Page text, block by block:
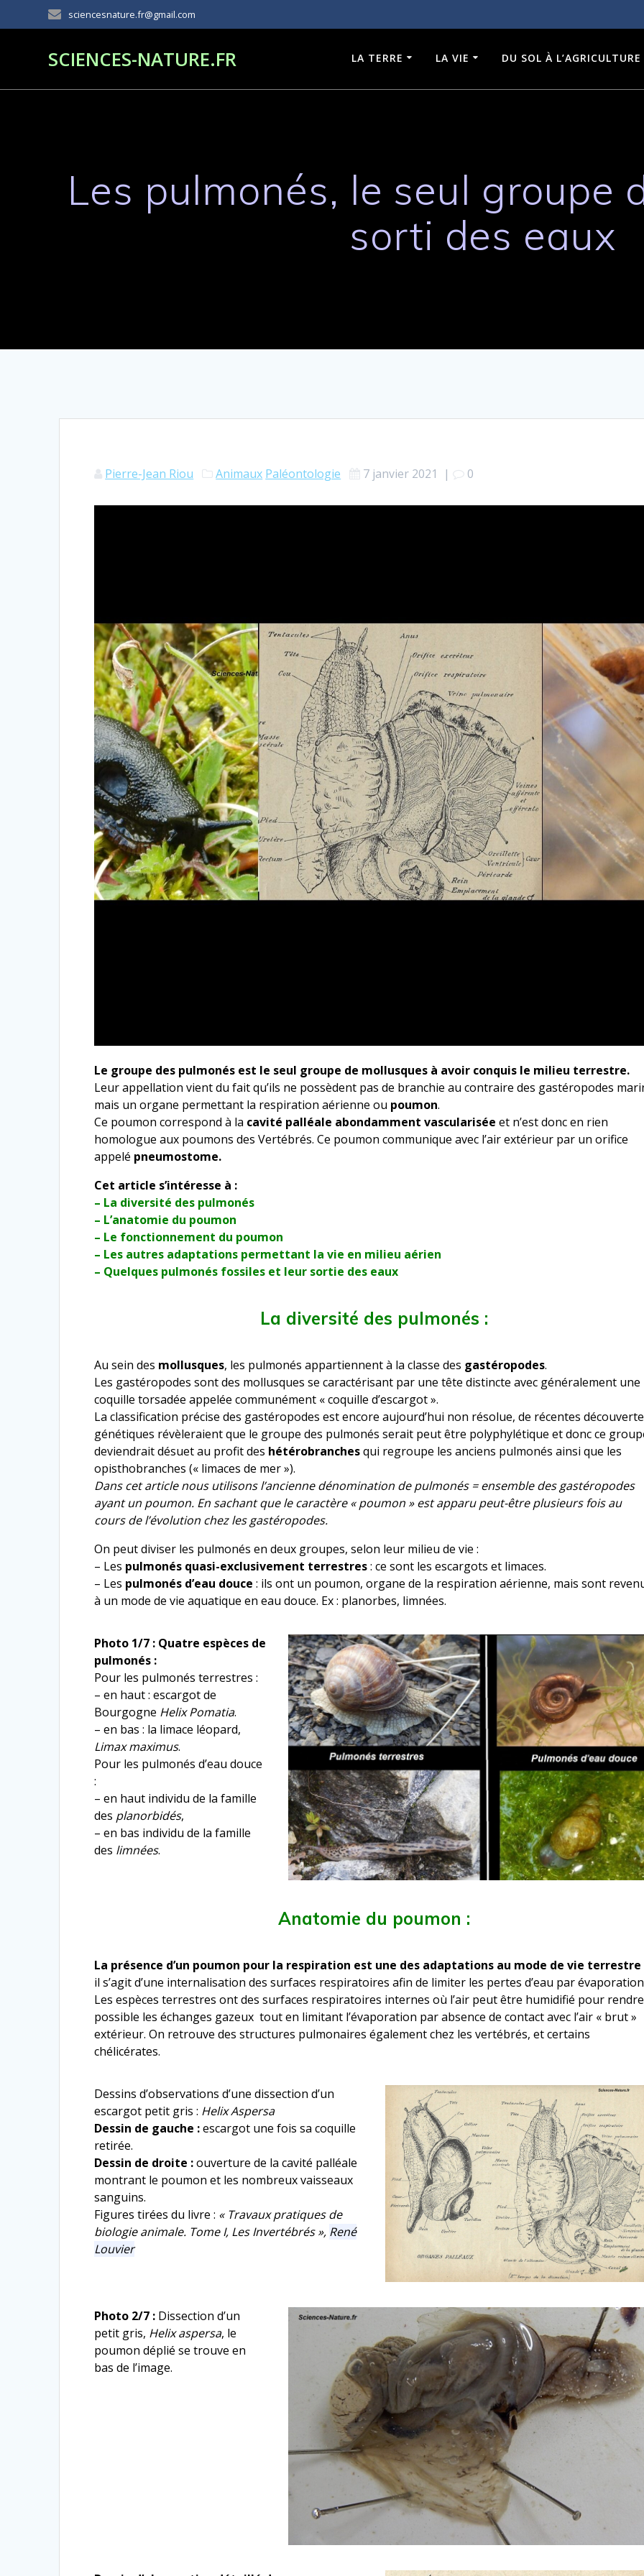
au
sciencesnature.fr@gmail.com
SCIENCES-NATURE.FR LA TERRE LA VIE DU SOL À L’AGRICULTURE
Les pulmonés, le seul groupe
sorti des eaux
Pierre-Jean Riou Animaux Paléontologie 7 janvier 2021 | 0
Le groupe des pulmonés est le seul groupe de mollusques à avoir conquis le milieu terrestre.
Leur appellation vient du fait qu’ils ne possèdent pas de branchie au contraire des gastéropodes
mais un organe permettant la respiration aérienne ou poumon.
Ce poumon correspond à la cavité palléale abondamment vascularisée et n’est donc en rien
homologue aux poumons des Vertébrés. Ce poumon communique avec l’air extérieur par un orifice
appelé pneumostome.
Cet article s’intéresse à :
– La diversité des pulmonés
– L’anatomie du poumon
– Le fonctionnement du poumon
– Les autres adaptations permettant la vie en milieu aérien
– Quelques pulmonés fossiles et leur sortie des eaux
La diversité des pulmonés :
Au sein des mollusques, les pulmonés appartiennent à la classe des gastéropodes.
Les gastéropodes sont des mollusques se caractérisant par une tête distincte avec généralement une
coquille torsadée appelée communément « coquille d’escargot ».
La classification précise des gastéropodes est encore aujourd’hui non résolue, de récentes
génétiques révèleraient que le groupe des pulmonés serait peut être polyphylétique et donc ce
deviendrait désuet au profit des hétérobranchesqui regroupe les anciens pulmonés ainsi que les
opisthobranches (« limaces de mer »).
Dans cet article nous utilisons l’ancienne dénomination de pulmonés = ensemble des gastéropodes
ayant un poumon. En sachant que le caractère « poumon » est apparu peut-être plusieurs fois au
cours de l’évolution chez les gastéropodes.
On peut diviser les pulmonés en deux groupes, selon leur milieu de vie :
– Les pulmonés quasi-exclusivement terrestres: ce sont les escargots et limaces.
– Les pulmonés d’eau douce : ils ont un poumon, organe de la respiration aérienne, mais sont
à un mode de vie aquatique en eau douce. Ex : planorbes, limnées.
Photo 1/7 : Quatre espèces de
pulmonés :
Pour les pulmonés terrestres :
– en haut : escargot de
Bourgogne Helix Pomatia.
– en bas : la limace léopard,
Limax maximus.
Pour les pulmonés d’eau douce
:
– en haut individu de la famille
des planorbidés,
– en bas individu de la famille
des limnées.
Anatomie du poumon :
La présence d’un poumon pour la respiration est une des adaptations au mode de vie terrestre
il s’agit d’une internalisation des surfaces respiratoires afin de limiter les pertes d’eau par
Les espèces terrestres ont des surfaces respiratoires internes où l’air peut être humidifié pour rendre
possible les échanges gazeux tout en limitant l’évaporation par absence de contact avec l’air « brut »
extérieur. On retrouve des structures pulmonaires également chez les vertébrés, et certains
chélicérates.
Dessins d’observations d’une dissection d’un
escargot petit gris : Helix Aspersa
Dessin de gauche :escargot une fois sa coquille
retirée.
Dessin de droite :ouverture de la cavité palléale
montrant le poumon et les nombreux vaisseaux
sanguins.
Figures tirées du livre : « Travaux pratiques de
biologie animale. Tome I, Les Invertébrés », René
Louvier
Photo 2/7 : Dissection d’un
petit gris, Helix aspersa, le
poumon déplié se trouve en
bas de l’image.